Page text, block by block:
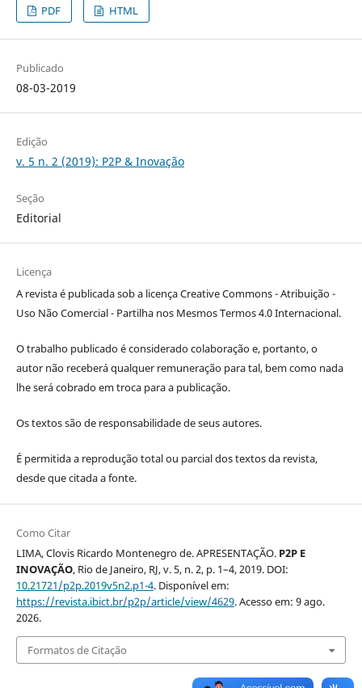
PDF HTML
Publicado
08-03-2019
Edição
v. 5 n. 2 (2019): P2P & Inovação
Seção
Editorial
Licença
A revista é publicada sob a licença Creative Commons - Atribuição -
Uso Não Comercial - Partilha nos Mesmos Termos 4.0 Internacional.
O trabalho publicado é considerado colaboração e, portanto, o
autor não receberá qualquer remuneração para tal, bem como nada
lhe será cobrado em troca para a publicação.
Os textos são de responsabilidade de seus autores.
É permitida a reprodução total ou parcial dos textos da revista,
desde que citada a fonte.
Como Citar
LIMA, Clovis Ricardo Montenegro de. APRESENTAÇÃO. P2P E
INOVAÇÃO, Rio de Janeiro, RJ, v. 5, n. 2, p. 1–4, 2019. DOI:
10.21721/p2p.2019v5n2.p1-4. Disponível em:
https://revista.ibict.br/p2p/article/view/4629. Acesso em: 9 ago.
2026.
Formatos de Citação